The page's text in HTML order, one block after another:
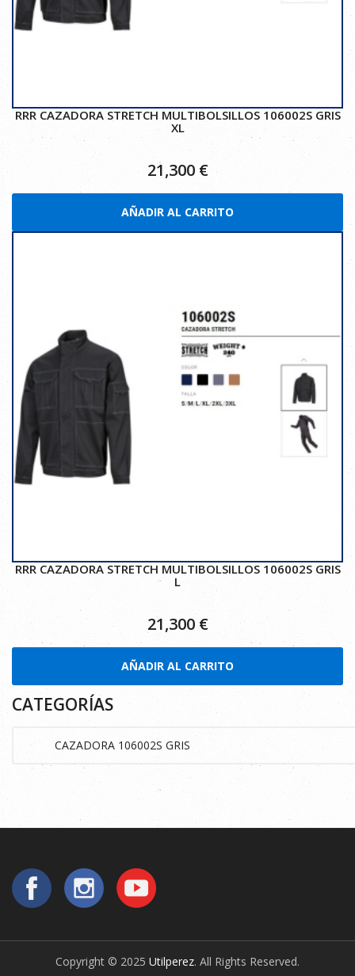
RRR CAZADORA STRETCH MULTIBOLSILLOS 106002S GRIS
XL
21,300 €
AÑADIR AL CARRITO
RRR CAZADORA STRETCH MULTIBOLSILLOS 106002S GRIS
L
21,300 €
AÑADIR AL CARRITO
CATEGORÍAS
Copyright © 2025 Utilperez. All Rights Reserved.